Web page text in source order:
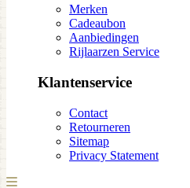
Merken
Cadeaubon
Aanbiedingen
Rijlaarzen Service
Klantenservice
Contact
Retourneren
Sitemap
Privacy Statement